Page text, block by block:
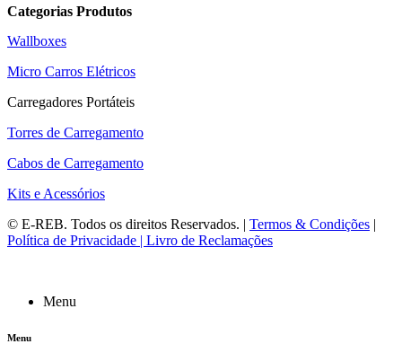
Categorias Produtos
Wallboxes
Micro Carros Elétricos
Carregadores Portáteis
Torres de Carregamento
Cabos de Carregamento
Kits e Acessórios
© E-REB. Todos os direitos Reservados. | Termos & Condições |
Política de Privacidade | Livro de Reclamações
Menu
Menu